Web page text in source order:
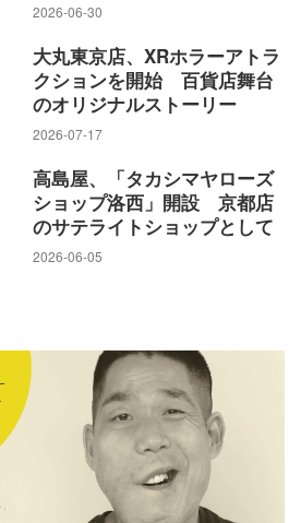
2026-06-30
大丸東京店、XRホラーアトラ
クションを開始 百貨店舞台
のオリジナルストーリー
2026-07-17
高島屋、「タカシマヤローズ
ショップ洛西」開設 京都店
のサテライトショップとして
2026-06-05